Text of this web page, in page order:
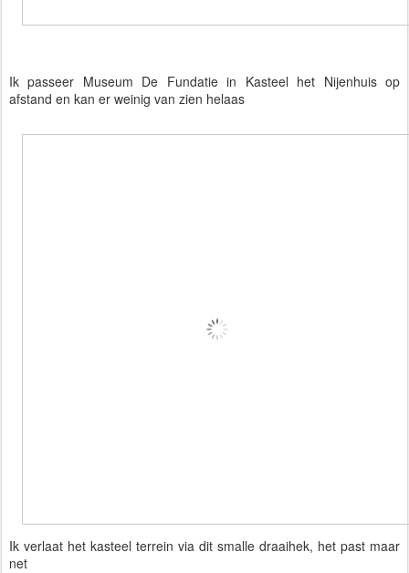
Ik passeer Museum De Fundatie in Kasteel het Nijenhuis op
afstand en kan er weinig van zien helaas
Ik verlaat het kasteel terrein via dit smalle draaihek, het past maar
net